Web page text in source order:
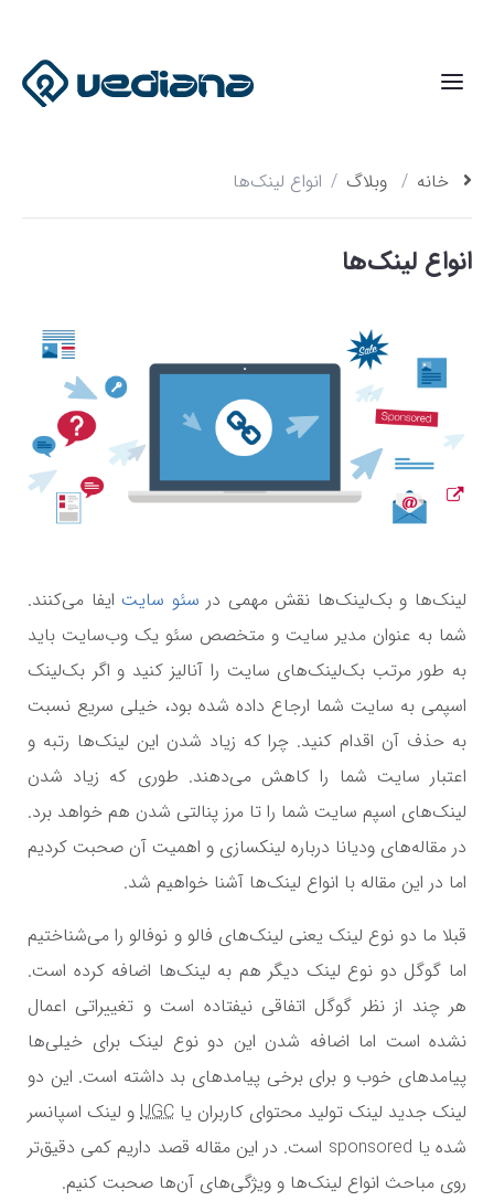
خانه وبلاگ انواع لینک‌ها
انواع لینک‌ها
لینک‌ها و بک‌لینک‌ها نقش مهمی در سئو سایت ایفا می‌کنند.
شما به عنوان مدیر سایت و متخصص سئو یک وب‌سایت باید
به طور مرتب بک‌لینک‌های سایت را آنالیز کنید و اگر بک‌لینک
اسپمی به سایت شما ارجاع داده شده بود، خیلی سریع نسبت
به حذف آن اقدام کنید. چرا که زیاد شدن این لینک‌ها رتبه و
اعتبار سایت شما را کاهش می‌دهند. طوری که زیاد شدن
لینک‌های اسپم سایت شما را تا مرز پنالتی شدن هم خواهد برد.
در مقاله‌های ودیانا درباره لینکسازی و اهمیت آن صحبت کردیم
اما در این مقاله با انواع لینک‌ها آشنا خواهیم شد.
قبلا ما دو نوع لینک یعنی لینک‌های فالو و نوفالو را می‌شناختیم
اما گوگل دو نوع لینک دیگر هم به لینک‌ها اضافه کرده است.
هر چند از نظر گوگل اتفاقی نیفتاده است و تغییراتی اعمال
نشده است اما اضافه شدن این دو نوع لینک برای خیلی‌ها
پیامدهای خوب و برای برخی پیامدهای بد داشته است. این دو
لینک جدید لینک تولید محتوای کاربران یا UGC و لینک اسپانسر
شده یا sponsored است. در این مقاله قصد داریم کمی دقیق‌تر
روی مباحث انواع لینک‌ها و ویژگی‌های آن‌ها صحبت کنیم.